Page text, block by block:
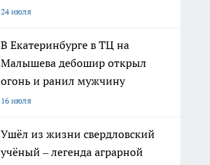
24 июля
В Екатеринбурге в ТЦ на
Малышева дебошир открыл
огонь и ранил мужчину
16 июля
Ушёл из жизни свердловский
учёный – легенда аграрной